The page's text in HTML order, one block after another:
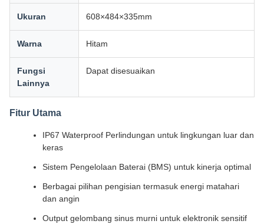
Ukuran 608×484×335mm
Warna Hitam
Fungsi
Lainnya
Dapat disesuaikan
Fitur Utama
IP67 Waterproof Perlindungan untuk lingkungan luar dan
keras
Sistem Pengelolaan Baterai (BMS) untuk kinerja optimal
Berbagai pilihan pengisian termasuk energi matahari
dan angin
Output gelombang sinus murni untuk elektronik sensitif